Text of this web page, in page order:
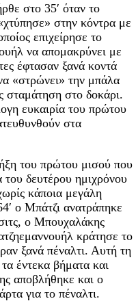
στο 35′ όταν το
στην κόντρα με
επιχείρησε το
να απομακρύνει με
έφτασαν ξανά κοντά
«στρώνει» την μπάλα
στο δοκάρι.
ευκαιρία του πρώτου
στα
του πρώτου μισού που
του δευτέρου ημιχρόνου
κάποια μεγάλη
ο Μπάτζι ανατράπηκε
ο Μπουχαλάκης
κράτησε το
ξανά πέναλτι. Αυτή τη
έντεκα βήματα και
αποβλήθηκε και ο
για το πέναλτι.